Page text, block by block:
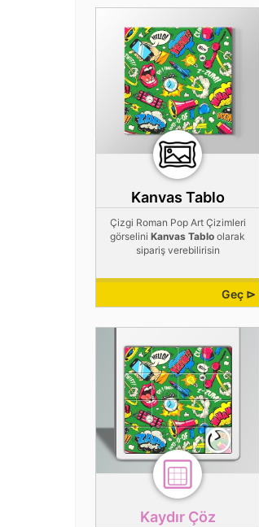
Kanvas Tablo
Çizgi Roman Pop Art Çizimleri
görseliniKanvas Tablo olarak
sipariş verebilirisin
Geç ⊳
Kaydır Çöz